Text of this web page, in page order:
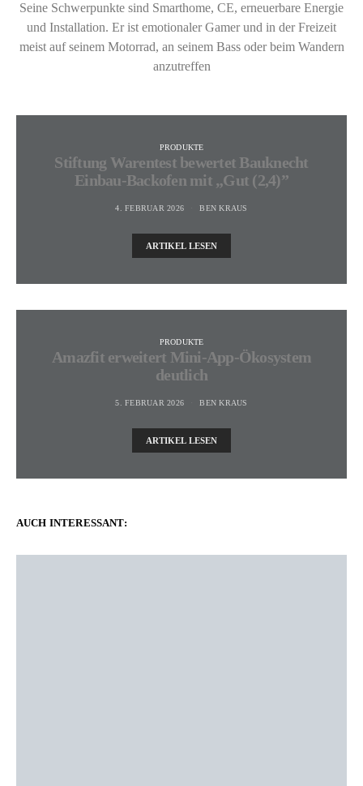
Seine Schwerpunkte sind Smarthome, CE, erneuerbare Energie
und Installation. Er ist emotionaler Gamer und in der Freizeit
meist auf seinem Motorrad, an seinem Bass oder beim Wandern
anzutreffen
PRODUKTE
Stiftung Warentest bewertet Bauknecht
Einbau-Backofen mit „Gut (2,4)”
4. FEBRUAR 2026 BEN KRAUS
ARTIKEL LESEN
PRODUKTE
Amazfit erweitert Mini-App-Ökosystem
deutlich
5. FEBRUAR 2026 BEN KRAUS
ARTIKEL LESEN
AUCH INTERESSANT: